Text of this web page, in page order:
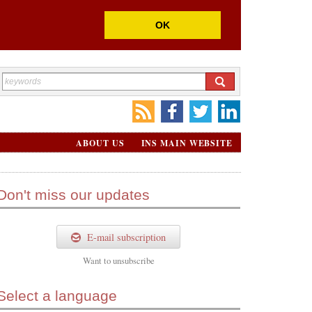
OK
INS MAIN WEBSITE
ABOUT US
miss our updates
E-mail subscription
Want tounsubscribe
a language